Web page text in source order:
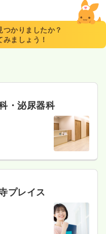
ブランク可
一時募集休止
ブランク可
詳細を見る
かりましたか？
ましょう！
・泌尿器科
プレイス